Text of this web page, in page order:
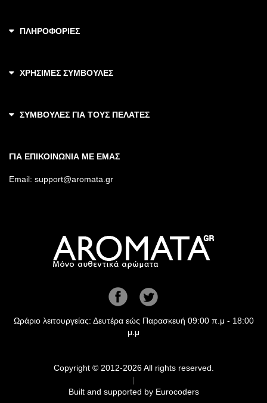
ΠΛΗΡΟΦΟΡΙΕΣ
ΧΡΗΣΙΜΕΣ ΣΥΜΒΟΥΛΕΣ
ΣΥΜΒΟΥΛΕΣ ΓΙΑ ΤΟΥΣ ΠΕΛΑΤΕΣ
ΓΙΑ ΕΠΙΚΟΙΝΩΝΙΑ ΜΕ ΕΜΑΣ
Email: support@aromata.gr
Ωράριο λειτουργείας: Δευτέρα εώς Παρασκευή 09:00 π.μ - 18:00
μ.μ
Copyright © 2012-2026 All rights reserved.
|
Built and supported by Eurocoders